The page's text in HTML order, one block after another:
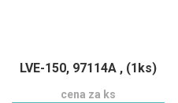
LVE-150, 97114A , (1ks)
cena za ks